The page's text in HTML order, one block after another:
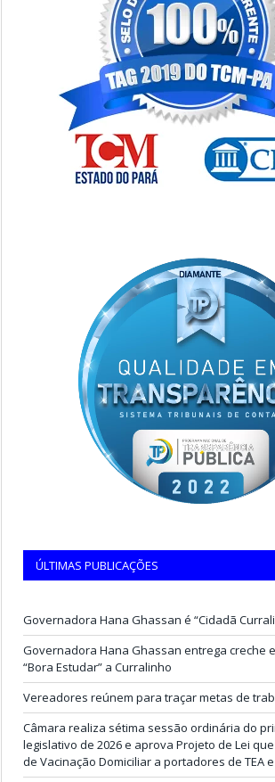
ÚLTIMAS PUBLICAÇÕES
Governadora Hana Ghassan é “Cidadã
Governadora Hana Ghassan entrega creche
“Bora Estudar” a Curralinho
Vereadores reúnem para traçar metas de
Câmara realiza sétima sessão ordinária do
legislativo de 2026 e aprova Projeto de Lei
de Vacinação Domiciliar a portadores de TEA e